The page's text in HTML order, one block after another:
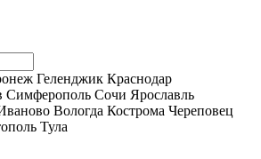
Геленджик Краснодар
Симферополь Сочи Ярославль
Вологда Кострома Череповец
Тула